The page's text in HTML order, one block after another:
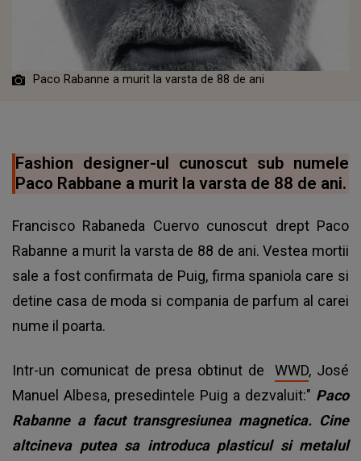
Paco Rabanne a murit la varsta de 88 de ani
Fashion designer-ul cunoscut sub numele
Paco Rabbane a murit la varsta de 88 de ani.
Francisco Rabaneda Cuervo cunoscut drept Paco
Rabanne a murit la varsta de 88 de ani. Vestea mortii
sale a fost confirmata de Puig, firma spaniola care si
detine casa de moda si compania de parfum al carei
nume il poarta.
Intr-un comunicat de presa obtinut deWWD, José
Manuel Albesa, presedintele Puig a dezvaluit:" Paco
Rabanne a facut transgresiunea magnetica. Cine
altcineva putea sa introduca plasticul si metalul